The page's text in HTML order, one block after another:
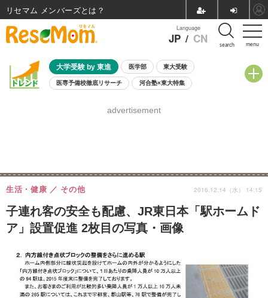
menu
Language
JP / CN search
大学受験 by 東進 医学部 東大受験
医専予備校徹底リサーチ 河合塾×東大特集
8月開催学校説明会・相談会
advertisement
子連れ客の安全も配慮、JR東日本「駅ホームド
ア」設置促進 2枚目の写真・画像
生活・健康 その他 2016.12.14（水） 14:15
リセマム メンバーズ